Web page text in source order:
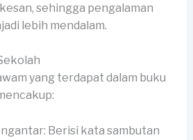
sehingga pengalaman
lebih mendalam.
yang terdapat dalam buku
Berisi kata sambutan